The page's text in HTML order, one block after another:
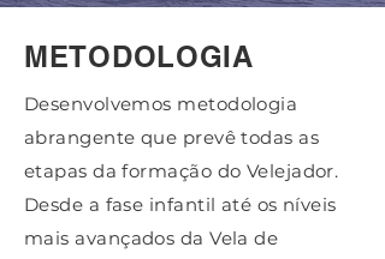
METODOLOGIA
Desenvolvemos metodologia
abrangente que prevê todas as
etapas da formação do Velejador.
Desde a fase infantil até os níveis
mais avançados da Vela de